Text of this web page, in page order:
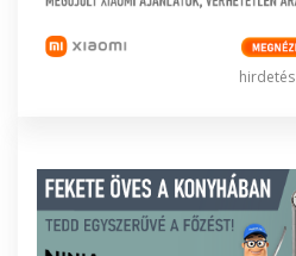
hirdetés